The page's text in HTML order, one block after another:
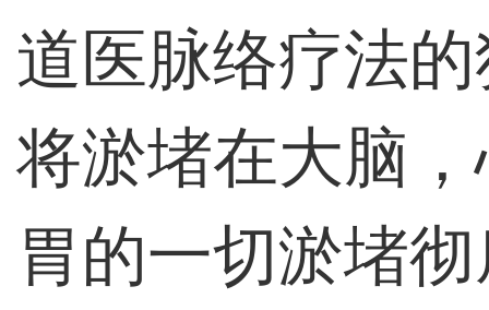
道医脉络疗法
将淤堵在大脑
胃的一切淤堵